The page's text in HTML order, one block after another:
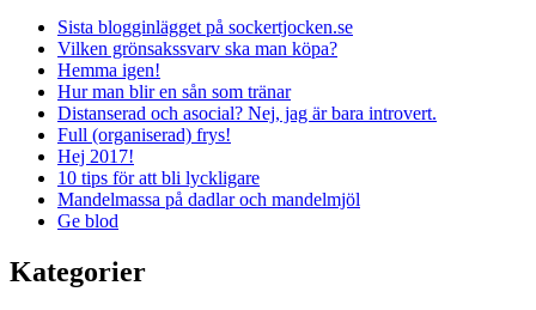
Sista blogginlägget på sockertjocken.se
Vilken grönsakssvarv ska man köpa?
Hemma igen!
Hur man blir en sån som tränar
Distanserad och asocial? Nej, jag är bara introvert.
Full (organiserad) frys!
Hej 2017!
10 tips för att bli lyckligare
Mandelmassa på dadlar och mandelmjöl
Ge blod
Kategorier